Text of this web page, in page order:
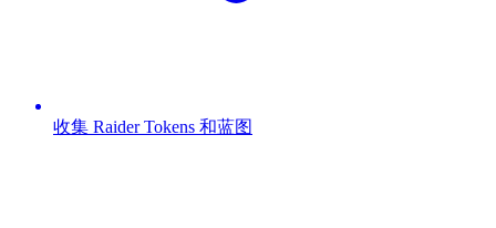
收集 Raider Tokens 和蓝图